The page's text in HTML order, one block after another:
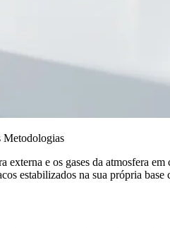
Metodologias
e os gases da atmosfera
estabilizados na sua própria